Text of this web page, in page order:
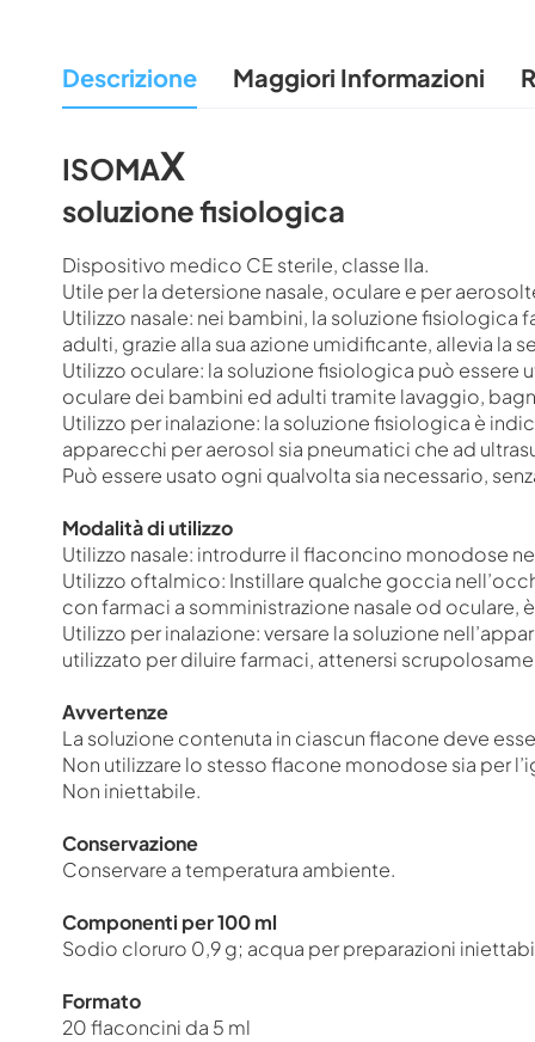
galleria
di
Descrizione
ISOMAX
soluzione fisiologica
Dispositivo medico CE sterile, classe IIa.
Utile per la detersione nasale, oculare e per
Utilizzo nasale: nei bambini, la soluzione fisiologica
adulti, grazie alla sua azione umidificante, allevia la
Utilizzo oculare: la soluzione fisiologica può essere
oculare dei bambini ed adulti tramite lavaggio,
Utilizzo per inalazione: la soluzione fisiologica è
apparecchi per aerosol sia pneumatici che ad
Può essere usato ogni qualvolta sia necessario,
Modalità di utilizzo
Utilizzo nasale: introdurre il flaconcino monodose
Utilizzo oftalmico: Instillare qualche goccia
con farmaci a somministrazione nasale od oculare,
Utilizzo per inalazione: versare la soluzione
utilizzato per diluire farmaci, attenersi
Avvertenze
La soluzione contenuta in ciascun flacone deve
Non utilizzare lo stesso flacone monodose sia per
Non iniettabile.
Conservazione
Conservare a temperatura ambiente.
Componenti per 100 ml
Sodio cloruro 0,9 g; acqua per preparazioni
Formato
20 flaconcini da 5 ml
Maggiori Informazioni